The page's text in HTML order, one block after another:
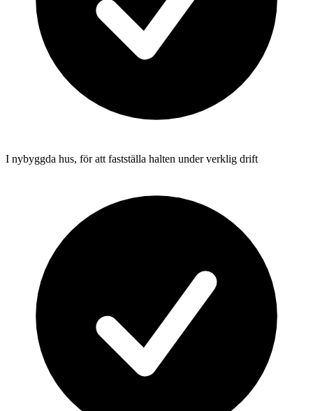
I nybyggda hus, för att fastställa halten under verklig drift